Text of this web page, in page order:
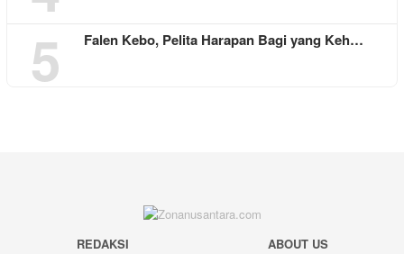
5 Falen Kebo, Pelita Harapan Bagi yang Keh…
REDAKSI
ABOUT US